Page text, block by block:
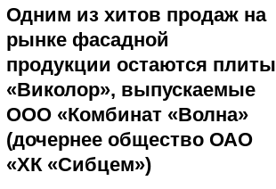
Одним из хитов продаж на
рынке фасадной
продукции остаются плиты
«Виколор», выпускаемые
ООО «Комбинат «Волна»
(дочернее общество ОАО
«ХК «Сибцем»)